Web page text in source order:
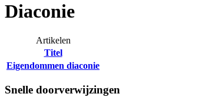
Diaconie
Artikelen
Titel
Eigendommen diaconie
Snelle doorverwijzingen